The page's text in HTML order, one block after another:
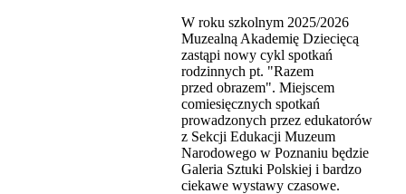
W roku szkolnym 2025/2026
Muzealną Akademię Dziecięcą
zastąpi nowy cykl spotkań
rodzinnych pt. "Razem
przed obrazem". Miejscem
comiesięcznych spotkań
prowadzonych przez edukatorów
z Sekcji Edukacji Muzeum
Narodowego w Poznaniu będzie
Galeria Sztuki Polskiej i bardzo
ciekawe wystawy czasowe.